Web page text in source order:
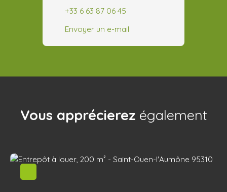
+33 6 63 87 06 45
Envoyer un e-mail
Vous apprécierez également